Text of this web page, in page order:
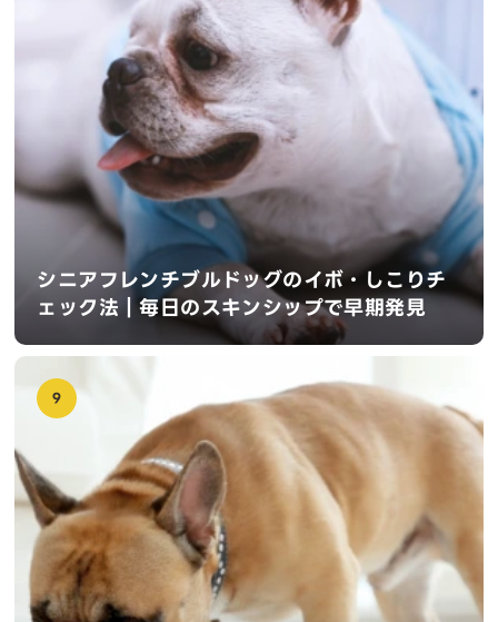
シニアフレンチブルドッグのイボ・しこりチ
ェック法｜毎日のスキンシップで早期発見
9